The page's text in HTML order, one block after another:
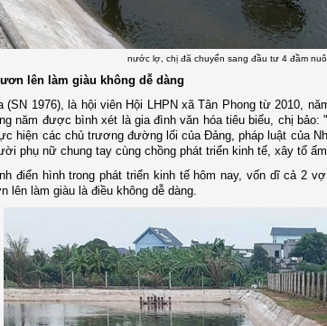
nước lợ, chị đã chuyển sang đầu tư 4 đầm
lên làm giàu không dễ dàng
(SN 1976), là hội viên Hội LHPN xã Tân Phong từ 2010,
năm được bình xét là gia đình văn hóa tiêu biểu, chị
hiện các chủ trương đường lối của Đảng, pháp luật của
phụ nữ chung tay cùng chồng phát triển kinh tế, xây tổ ấm
điển hình trong phát triển kinh tế hôm nay, vốn dĩ cả 2
lên làm giàu là điều không dễ dàng.